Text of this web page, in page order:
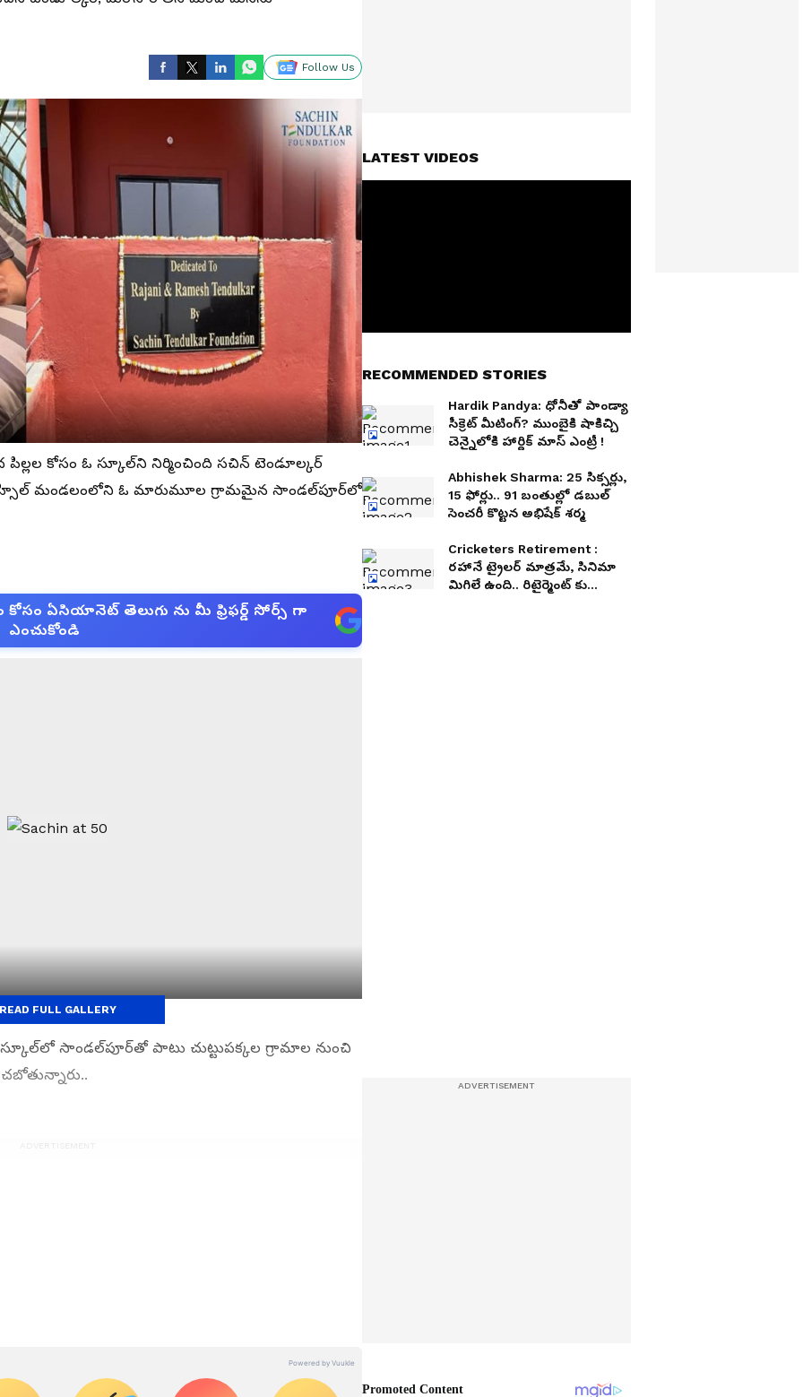
Follow Us
కోసం ఓ స్కూల్‌ని నిర్మించింది సచిన్ టెండూల్కర్
మండలంలోని ఓ మారుమూల గ్రామమైన సాండల్‌పూర్‌లో
ఏసియానెట్ తెలుగు ను మీ ఫ్రిఫర్డ్ సోర్స్ గా
ఎంచుకోండి
సాండల్‌పూర్‌తో పాటు చుట్టుపక్కల గ్రామాల నుంచి
FULL GALLERY
LATEST VIDEOS
RECOMMENDED STORIES
Hardik Pandya: ధోనీతో పాండ్యా
సీక్రెట్ మీటింగ్? ముంబైకి షాకిచ్చి
చెన్నైలోకి హార్దిక్ మాస్ ఎంట్రీ !
Abhishek Sharma: 25 సిక్సర్లు,
15 ఫోర్లు.. 91 బంతుల్లో డబుల్
సెంచరీ కొట్టన అభిషేక్ శర్మ
Cricketers Retirement :
రహానే ట్రైలర్ మాత్రమే, సినిమా
మిగిలే ఉంది.. రిటైర్మెంట్ కు